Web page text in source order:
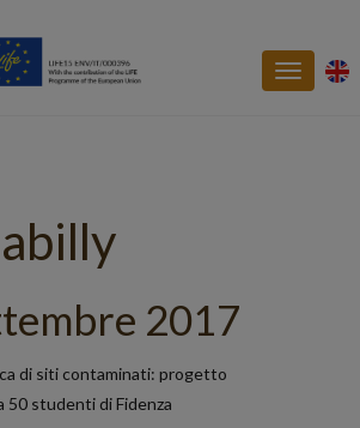
Toggle
2017
di siti contaminati: progetto
50 studenti di Fidenza